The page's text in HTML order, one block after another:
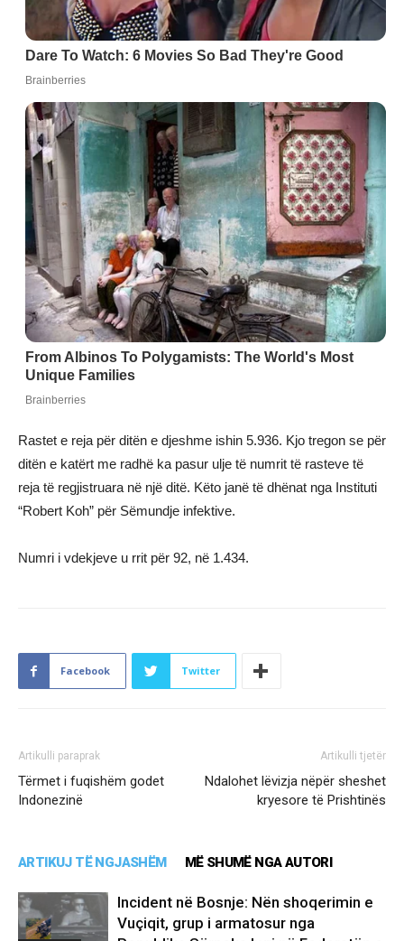
Rastet e reja për ditën e djeshme ishin 5.936. Kjo tregon se për
ditën e katërt me radhë ka pasur ulje të numrit të rasteve të
reja të regjistruara në një ditë. Këto janë të dhënat nga Instituti
“Robert Koh” për Sëmundje infektive.
Numri i vdekjeve u rrit për 92, në 1.434.
Facebook Twitter
Artikulli paraprak
Tërmet i fuqishëm godet
Indonezinë
Artikulli tjetër
Ndalohet lëvizja nëpër sheshet
kryesore të Prishtinës
ARTIKUJ TË NGJASHËM MË SHUMË NGA AUTORI
Incident në Bosnje: Nën shoqerimin e
Vuçiqit, grup i armatosur nga